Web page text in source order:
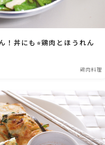
ハム・ベーコン・ソー
豆腐・厚揚げ・油揚
缶詰料理(ツナ・サバ
コーン等)
行事食(おせち・ハロ
祭り・子供の日・七夕
！丼にも⭐︎鶏肉とほうれん
鶏肉料理